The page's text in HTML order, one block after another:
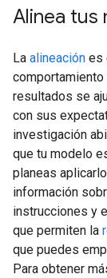
Alinea tus
La alineación es
comportamiento
resultados se
con sus
investigación
que tu modelo
planeas
información
instrucciones y
que permiten la
que puedes
Para obtener